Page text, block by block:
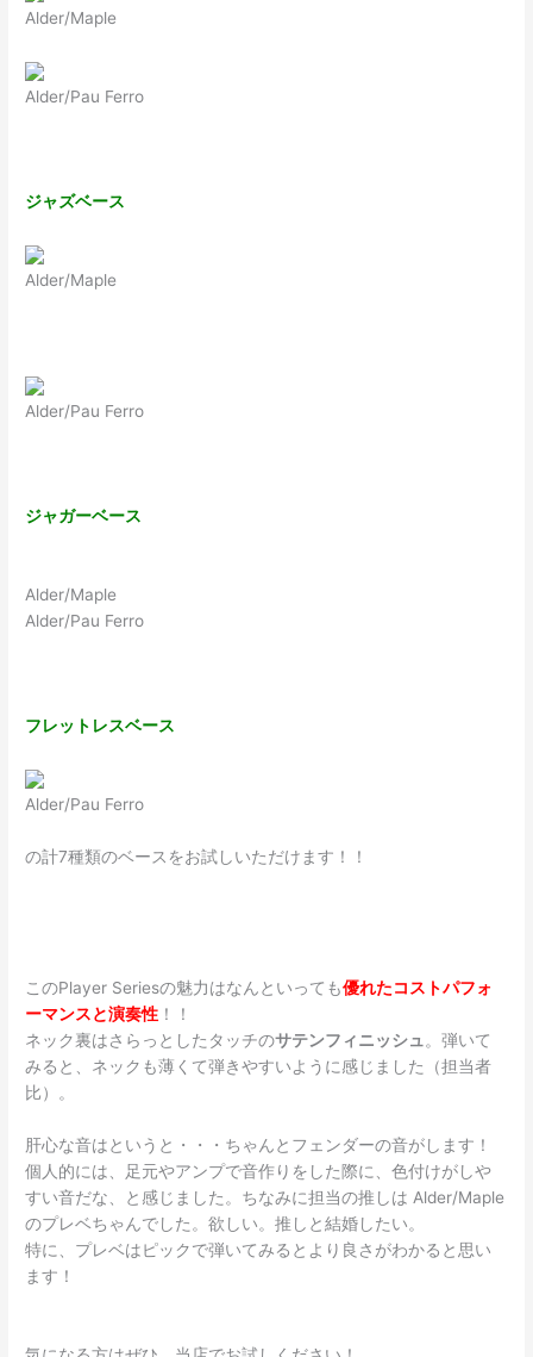
Alder/Maple
Alder/Pau Ferro
ジャズベース
Alder/Maple
Alder/Pau Ferro
ジャガーベース
Alder/Maple
Alder/Pau Ferro
フレットレスベース
Alder/Pau Ferro
の計7種類のベースをお試しいただけます！！
このPlayer Seriesの魅力はなんといっても優れたコストパフォ
ーマンスと演奏性 ！！
ネック裏はさらっとしたタッチのサテンフィニッシュ 。弾いて
みると、ネックも薄くて弾きやすいように感じました（担当者
比）。
肝心な音はというと・・・ちゃんとフェンダーの音がします！
個人的には、足元やアンプで音作りをした際に、色付けがしや
すい音だな、と感じました。ちなみに担当の推しは Alder/Maple
のプレベちゃんでした。欲しい。推しと結婚したい。
特に、プレベはピックで弾いてみるとより良さがわかると思い
ます！